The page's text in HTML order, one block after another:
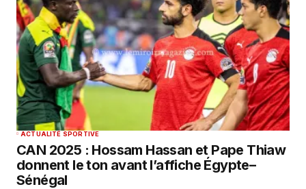
ACTUALITÉ SPORTIVE
CAN 2025 : Hossam Hassan et Pape Thiaw
donnent le ton avant l’affiche Égypte–
Sénégal